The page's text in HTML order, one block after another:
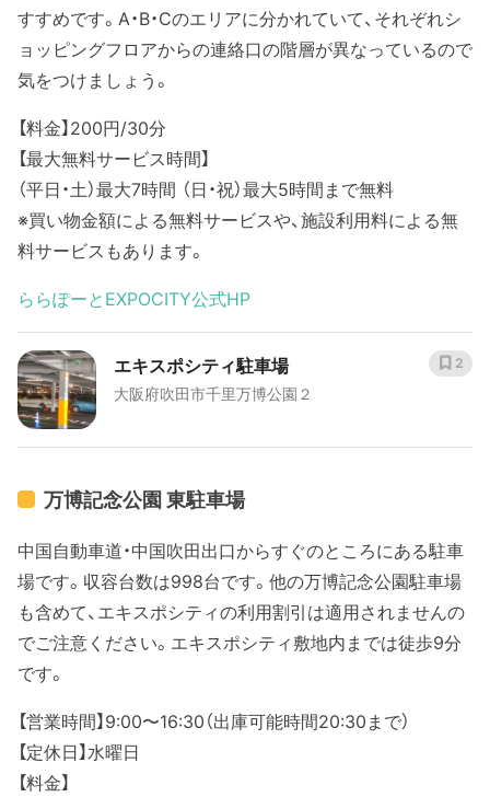
すすめです。A・B・Cのエリアに分かれていて、それぞれシ
ョッピングフロアからの連絡口の階層が異なっているので
気をつけましょう。
【料金】200円/30分
【最大無料サービス時間】
（平日・土）最大7時間 （日・祝）最大5時間まで無料
※買い物金額による無料サービスや、施設利用料による無
料サービスもあります。
ららぽーとEXPOCITY公式HP
エキスポシティ駐車場
大阪府吹田市千里万博公園２
2
万博記念公園 東駐車場
中国自動車道・中国吹田出口からすぐのところにある駐車
場です。収容台数は998台です。他の万博記念公園駐車場
も含めて、エキスポシティの利用割引は適用されませんの
でご注意ください。エキスポシティ敷地内までは徒歩9分
です。
【営業時間】9:00〜16:30（出庫可能時間20:30まで）
【定休日】水曜日
【料金】